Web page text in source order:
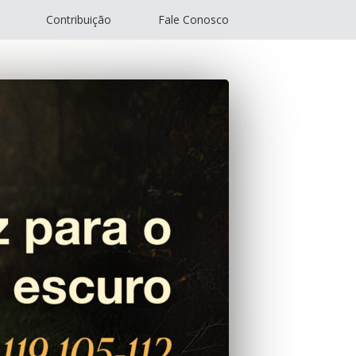
Contribuição Fale Conosco